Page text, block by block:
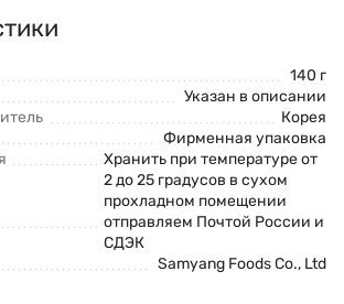
140 г
Указан в описании
Корея
Фирменная упаковка
Хранить при температуре от
2 до 25 градусов в сухом
прохладном помещении
отправляем Почтой России и
СДЭК
Samyang Foods Co., Ltd